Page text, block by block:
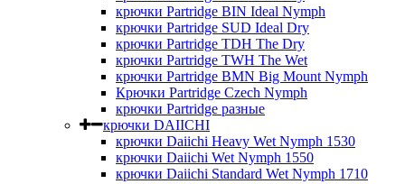
крючки Partridge BIN Ideal Nymph
крючки Partridge SUD Ideal Dry
крючки Partridge TDH The Dry
крючки Partridge TWH The Wet
крючки Partridge BMN Big Mount Nymph
Крючки Partridge Czech Nymph
крючки Partridge разные
крючки DAIICHI
крючки Daiichi Heavy Wet Nymph 1530
крючки Daiichi Wet Nymph 1550
крючки Daiichi Standard Wet Nymph 1710